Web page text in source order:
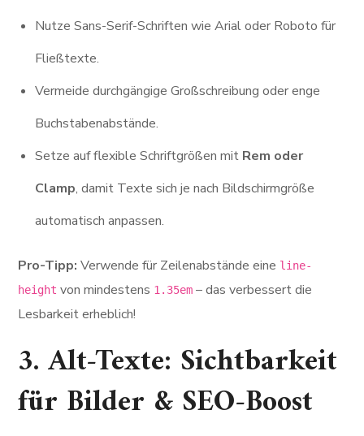
Nutze Sans-Serif-Schriften wie Arial oder Roboto für
Fließtexte.
Vermeide durchgängige Großschreibung oder enge
Buchstabenabstände.
Setze auf flexible Schriftgrößen mit Rem oder
Clamp, damit Texte sich je nach Bildschirmgröße
automatisch anpassen.
Pro-Tipp: Verwende für Zeilenabstände eine line-
height von mindestens 1.35em – das verbessert die
Lesbarkeit erheblich!
3. Alt-Texte: Sichtbarkeit
für Bilder & SEO-Boost